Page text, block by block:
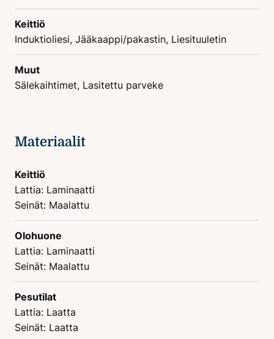
Keittiö
Induktioliesi, Jääkaappi/pakastin, Liesituuletin
Muut
Sälekaihtimet, Lasitettu parveke
Materiaalit
Keittiö
Lattia: Laminaatti
Seinät: Maalattu
Olohuone
Lattia: Laminaatti
Seinät: Maalattu
Pesutilat
Lattia: Laatta
Seinät: Laatta